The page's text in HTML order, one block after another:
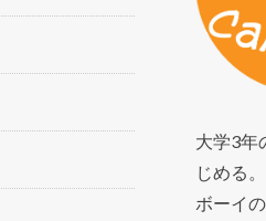
大学3年
じめる。
ボーイ